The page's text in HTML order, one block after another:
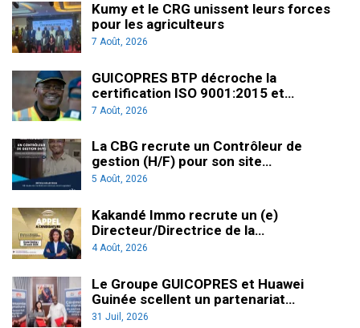
Kumy et le CRG unissent leurs forces
pour les agriculteurs
7 Août, 2026
GUICOPRES BTP décroche la
certification ISO 9001:2015 et…
7 Août, 2026
La CBG recrute un Contrôleur de
gestion (H/F) pour son site…
5 Août, 2026
Kakandé Immo recrute un (e)
Directeur/Directrice de la…
4 Août, 2026
Le Groupe GUICOPRES et Huawei
Guinée scellent un partenariat…
31 Juil, 2026